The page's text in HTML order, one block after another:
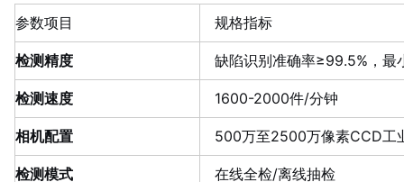
参数项目 规格指标
检测精度 缺陷识别准确率≥99.5%，最
检测速度 1600-2000件/分钟
相机配置 500万至2500万像素CCD工
检测模式 在线全检/离线抽检